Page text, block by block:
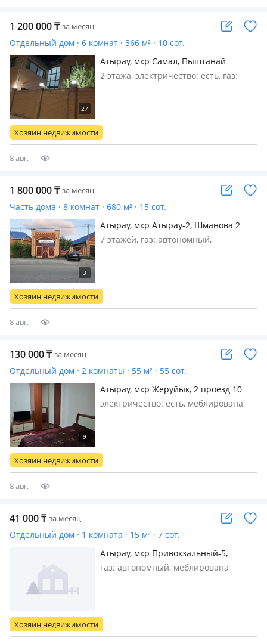
1 200 000₸ за месяц
Отдельный дом · 6 комнат · 366 м² · 10 сот.
Атырау, мкр Самал, Пыштанай
Батыра — Пересечение с улицей 9
2 этажа, электричество: есть, газ:
Хозяин недвижимости
8 авг.
1 800 000₸ за месяц
Часть дома · 8 комнат · 680 м² · 15 сот.
Атырау, мкр Атырау-2, Шманова 2
7 этажей, газ: автономный,
Хозяин недвижимости
8 авг.
130 000₸ за месяц
Отдельный дом · 2 комнаты · 55 м² · 55 сот.
Атырау, мкр Жеруйык, 2 проезд 10
электричество: есть, меблирована
аптеки. Крытый двор, звонить по
указанному номеру
Хозяин недвижимости
8 авг.
41 000₸ за месяц
Отдельный дом · 1 комната · 15 м² · 7 сот.
Атырау, мкр Привокзальный-5,
Амандосова 17
газ: автономный, меблирована
Хозяин недвижимости